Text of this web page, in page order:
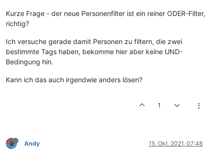
Kurze Frage - der neue Personenfilter ist ein reiner ODER-Filter,
richtig?
Ich versuche gerade damit Personen zu filtern, die zwei
bestimmte Tags haben, bekomme hier aber keine UND-
Bedingung hin.
Kann ich das auch irgendwie anders lösen?
1
Andy 15. Okt. 2021, 07:48